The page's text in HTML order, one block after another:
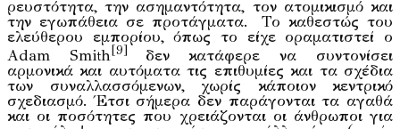
ρευστότητα, την ασημαντότητα, τον ατομικισμό και
την εγωπάθεια σε προτάγματα. Το καθεστώς του
ελεύθερου εμπορίου, όπως το είχε οραματιστεί ο
Adam Smith[9]
δεν κατάφερε να συντονίσει
αρμονικά και αυτόματα τις επιθυμίες και τα σχέδια
των συναλλασσόμενων, χωρίς κάποιον κεντρικό
σχεδιασμό. Έτσι σήμερα δεν παράγονται τα αγαθά
και οι ποσότητες που χρειάζονται οι άνθρωποι για